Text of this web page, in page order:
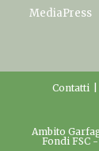
MediaPress
Contatti
Ambito
Fondi FSC -